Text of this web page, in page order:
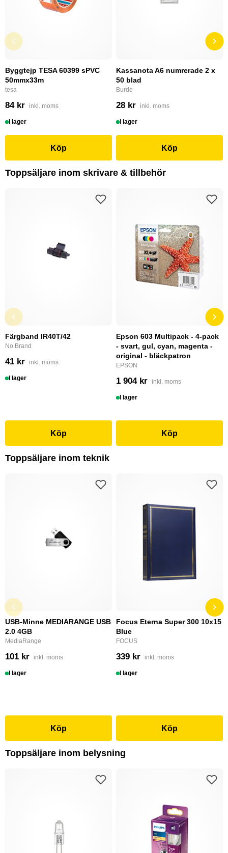
Byggtejp TESA 60399 sPVC
50mmx33m
tesa
84 kr inkl. moms
I lager
Köp
Kassanota A6 numrerade 2 x
50 blad
Burde
28 kr inkl. moms
I lager
Köp
Toppsäljare inom skrivare & tillbehör
Färgband IR40T/42
No Brand
41 kr inkl. moms
I lager
Köp
Epson 603 Multipack - 4-pack
- svart, gul, cyan, magenta -
original - bläckpatron
EPSON
1 904 kr inkl. moms
I lager
Köp
Toppsäljare inom teknik
USB-Minne MEDIARANGE USB
2.0 4GB
MediaRange
101 kr inkl. moms
I lager
Köp
Focus Eterna Super 300 10x15
Blue
FOCUS
339 kr inkl. moms
I lager
Köp
Toppsäljare inom belysning